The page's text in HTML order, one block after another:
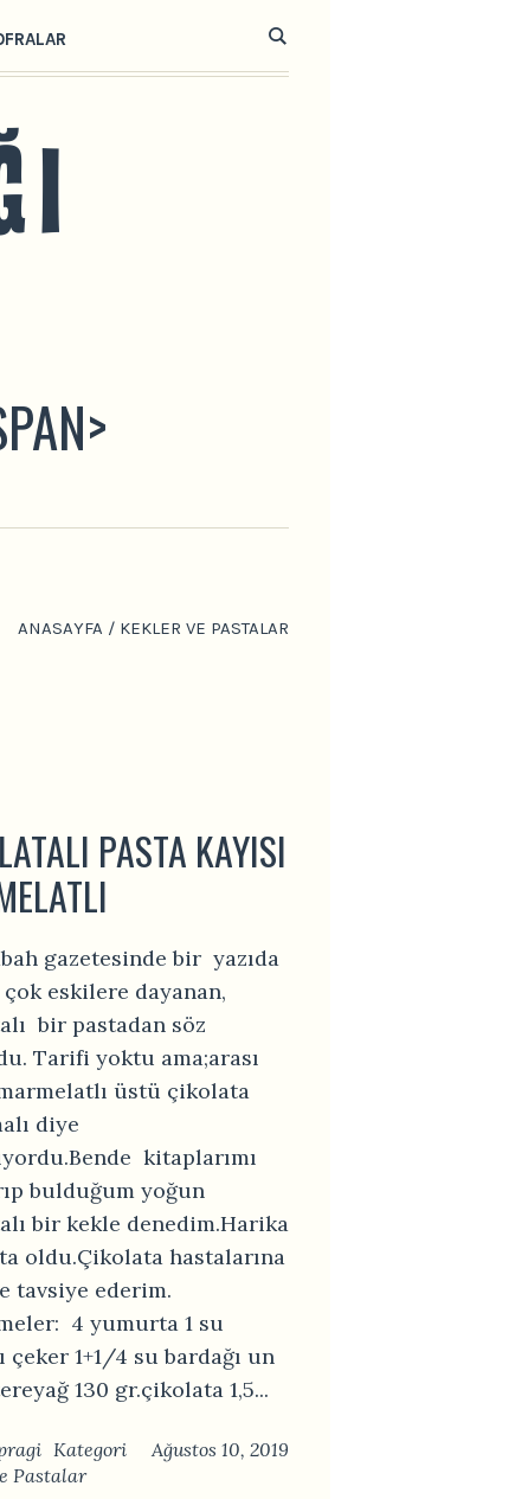
ANASAYFA / KEKLER VE PASTALAR
PASTA KAYISI
gazetesinde bir yazıda
çok eskilere dayanan,
bir pastadan söz
Tarifi yoktu ama;arası
marmelatlı üstü çikolata
diye
kitaplarımı
bulduğum yoğun
bir kekle denedim.Harika
oldu.Çikolata hastalarına
tavsiye ederim.
4 yumurta 1 su
çeker 1+1/4 su bardağı un
130 gr.çikolata 1,5...
Ağustos 10, 2019
Kategori
Pastalar